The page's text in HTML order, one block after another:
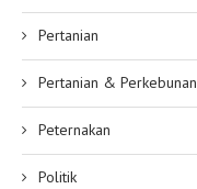
Pertanian
Pertanian & Perkebunan
Peternakan
Politik